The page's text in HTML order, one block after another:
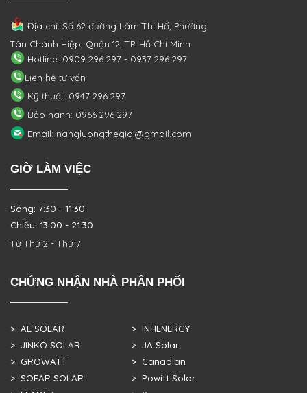
Địa chỉ: Số 62 đường Lâm Thị Hố, Phường
Tân Chánh Hiệp, Quận 12, TP. Hồ Chí Minh
Hotline: 0909 296 297 - 0937 296 297
Liên hệ tư vấn
Kỹ thuật: 0947 296 297
Bảo hành: 0966 296 297
Email: nangluongthegioi@gmail.com
GIỜ LÀM VIỆC
Sáng: 7:30 - 11:30
Chiều: 13:00 - 21:30
Từ Thứ 2 - Thứ 7
CHỨNG NHẬN NHÀ PHÂN PHỐI
> AE SOLAR
> JINKO SOLAR
> GROWATT
> SOFAR SOLAR
> INHENERGY
> JA Solar
> Canadian
> Powitt Solar